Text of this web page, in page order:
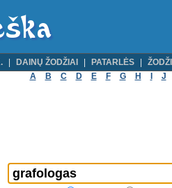
DAINŲ ŽODŽIAI PATARLĖS
A
B C D E F G H J